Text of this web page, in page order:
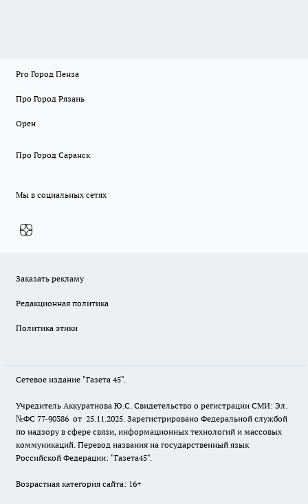
Pro Город Пенза
Про Город Рязань
Орен
Про Город Саранск
Мы в социальных сетях
Заказать рекламу
Редакционная политика
Политика этики
Сетевое издание "Газета 45".
Учредитель Аккуратнова Ю.С. Свидетельство о регистрации СМИ: Эл.
№ФС 77-90386 от 25.11.2025. Зарегистрировано Федеральной службой
по надзору в сфере связи, информационных технологий и массовых
коммуникаций. Перевод названия на государственный язык
Российской Федерации: "Газета45".
Возрастная категория сайта: 16+